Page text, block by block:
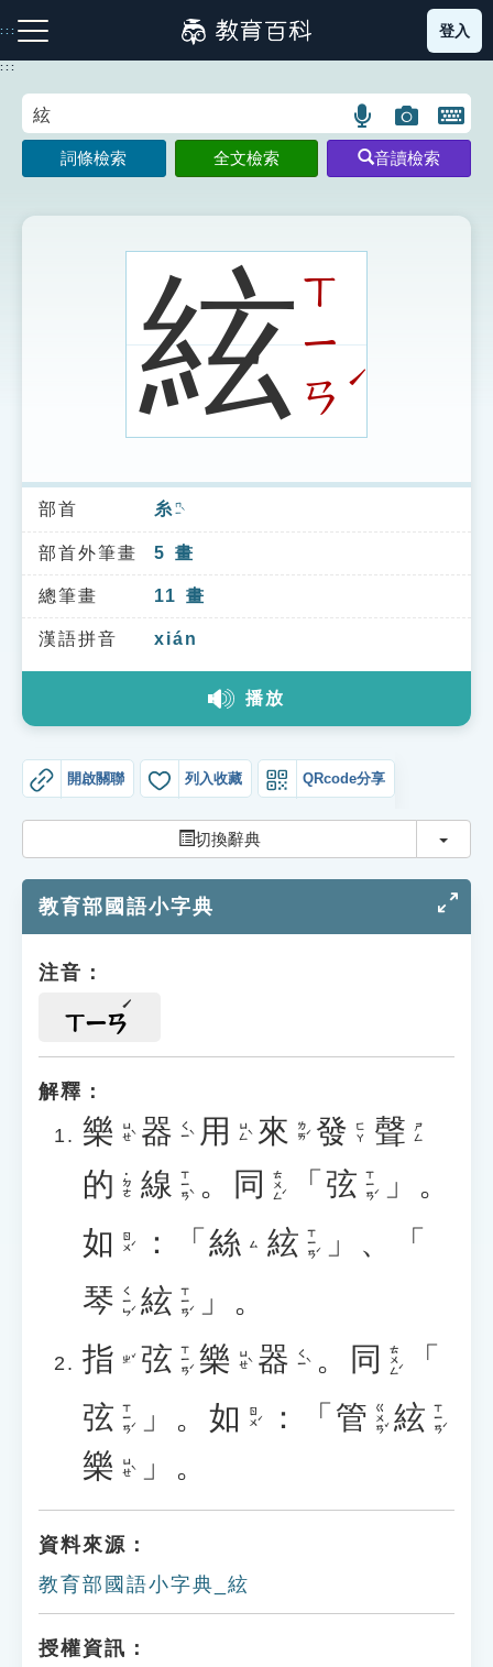
到
主
:::
注音索引圖示 筆畫索引圖示 部首索引表圖示
索引選單
知識索引
單字索引
生命大百科索引
教學應用
貓頭鷹博士
登入
:::
語
言
搜
示
圖
片
搜
開
鍵
圖
詞條檢索 全文檢索 音讀檢索
絃ㄒ
ㄧ
ㄢ
ˊ
部首 糸 ㄇㄧˋ
部首外筆畫 5 畫
總筆畫 11 畫
漢語拼音 xián
播放
開啟關聯 列入收藏 QRcode分享
切換辭典 切換
教育部國語小字典
注音：
ㄒㄧㄢ
解釋：
樂 ㄩㄝˋ 器 ㄑㄧˋ 用 ㄩㄥˋ 來 ㄌㄞˊ 發 ㄈㄚ 聲 ㄕㄥ
的 ˙ㄉㄜ 線 ㄒㄧㄢˋ 。 同 ㄊㄨㄥˊ 「 弦 ㄒㄧㄢˊ
」。
如 ㄖㄨˊ ：「 絲 ㄙ 絃 ㄒㄧㄢˊ
」、「
琴 ㄑㄧㄣˊ 絃 ㄒㄧㄢˊ
」。
指
ㄓˇ 弦 ㄒㄧㄢˊ 樂 ㄩㄝˋ 器 ㄑㄧˋ 。 同 ㄊㄨㄥˊ
「
弦 ㄒㄧㄢˊ 」。 如 ㄖㄨˊ ：「 管 ㄍㄨㄢˇ 絃 ㄒㄧㄢˊ
樂 ㄩㄝˋ 」。
資料來源：
教育部國語小字典_絃
授權資訊：